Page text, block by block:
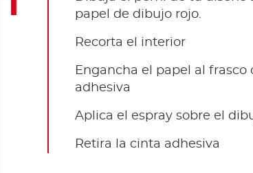
papel de dibujo rojo.
Recorta el interior
Engancha el papel al frasco
adhesiva
Aplica el espray sobre el
Retira la cinta adhesiva